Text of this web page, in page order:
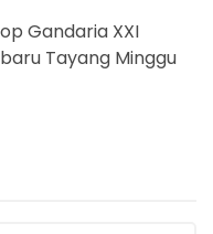
Gandaria XXI
Tayang Minggu